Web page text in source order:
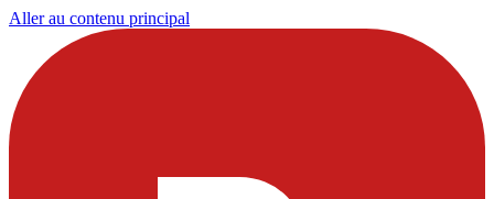
Aller au contenu principal